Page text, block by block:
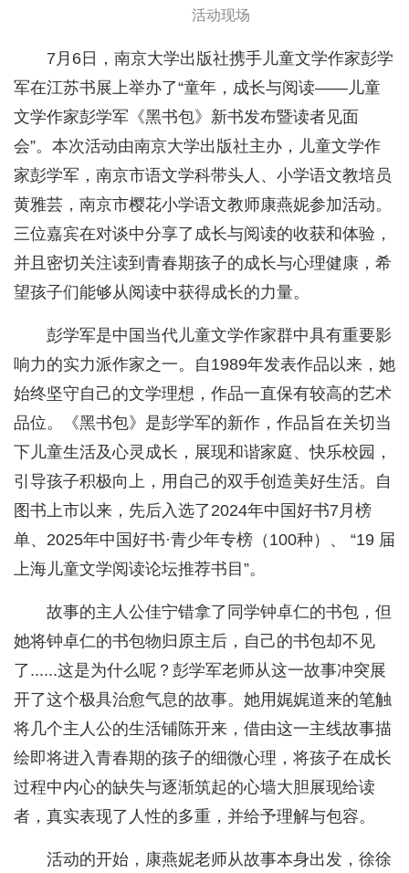
活动现场
7月6日，南京大学出版社携手儿童文学作家彭学
军在江苏书展上举办了“童年，成长与阅读——儿童
文学作家彭学军《黑书包》新书发布暨读者见面
会”。本次活动由南京大学出版社主办，儿童文学作
家彭学军，南京市语文学科带头人、小学语文教培员
黄雅芸，南京市樱花小学语文教师康燕妮参加活动。
三位嘉宾在对谈中分享了成长与阅读的收获和体验，
并且密切关注读到青春期孩子的成长与心理健康，希
望孩子们能够从阅读中获得成长的力量。
彭学军是中国当代儿童文学作家群中具有重要影
响力的实力派作家之一。自1989年发表作品以来，她
始终坚守自己的文学理想，作品一直保有较高的艺术
品位。《黑书包》是彭学军的新作，作品旨在关切当
下儿童生活及心灵成长，展现和谐家庭、快乐校园，
引导孩子积极向上，用自己的双手创造美好生活。自
图书上市以来，先后入选了2024年中国好书7月榜
单、2025年中国好书·青少年专榜（100种）、 “19 届
上海儿童文学阅读论坛推荐书目”。
故事的主人公佳宁错拿了同学钟卓仁的书包，但
她将钟卓仁的书包物归原主后，自己的书包却不见
了......这是为什么呢？彭学军老师从这一故事冲突展
开了这个极具治愈气息的故事。她用娓娓道来的笔触
将几个主人公的生活铺陈开来，借由这一主线故事描
绘即将进入青春期的孩子的细微心理，将孩子在成长
过程中内心的缺失与逐渐筑起的心墙大胆展现给读
者，真实表现了人性的多重，并给予理解与包容。
活动的开始，康燕妮老师从故事本身出发，徐徐